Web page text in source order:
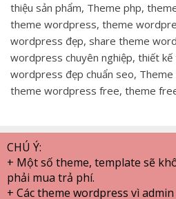
thiệu sản phẩm, Theme php,
theme wordpress, theme
wordpress đẹp, share theme
wordpress chuyên nghiệp, thiết
wordpress đẹp chuẩn seo,
theme wordpress free, theme
CHÚ Ý:
+ Một số theme, template sẽ
phải mua trả phí.
+ Các theme wordpress vì